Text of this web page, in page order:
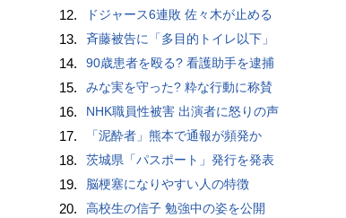
12. ドジャース6連敗 佐々木が止める
13. 斉藤被告に「多目的トイレ以下」
14. 90歳患者を殴る? 看護助手を逮捕
15. みな実を守った? 粋な行動に称賛
16. NHK職員性被害 出演者に怒りの声
17. 「泥酔者」熊本で通報が頻発か
18. 茨城県「パスポート」発行を発表
19. 脳梗塞になりやすい人の特徴
20. 高校生の信子 勉強中の姿を公開